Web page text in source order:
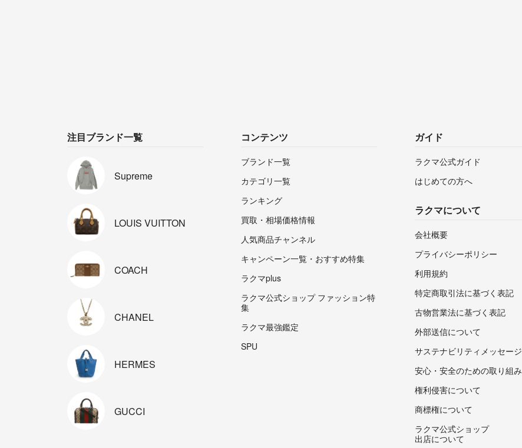
注目ブランド一覧
Supreme
LOUIS VUITTON
COACH
CHANEL
HERMES
GUCCI
コンテンツ
ブランド一覧
カテゴリ一覧
ランキング
買取・相場価格情報
人気商品チャンネル
キャンペーン一覧・おすすめ特集
ラクマplus
ラクマ公式ショップ ファッション特
集
ラクマ最強鑑定
SPU
ガイド
ラクマ公式ガイド
はじめての方へ
ラクマについて
会社概要
プライバシーポリシー
利用規約
特定商取引法に基づく表記
古物営業法に基づく表記
外部送信について
サステナビリティメッセージ
安心・安全のための取り組み
権利侵害について
商標権について
ラクマ公式ショップ
出店について